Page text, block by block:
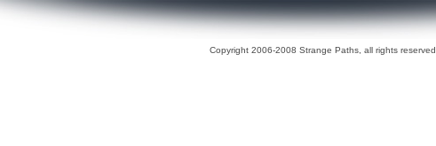
Copyright 2006-2008 Strange Paths, all rights reserved.